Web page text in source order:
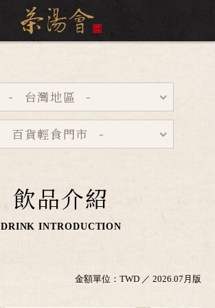
台灣地區
百貨輕食門市
飲品介紹
DRINK INTRODUCTION
金額單位：TWD ／ 2026.07月版